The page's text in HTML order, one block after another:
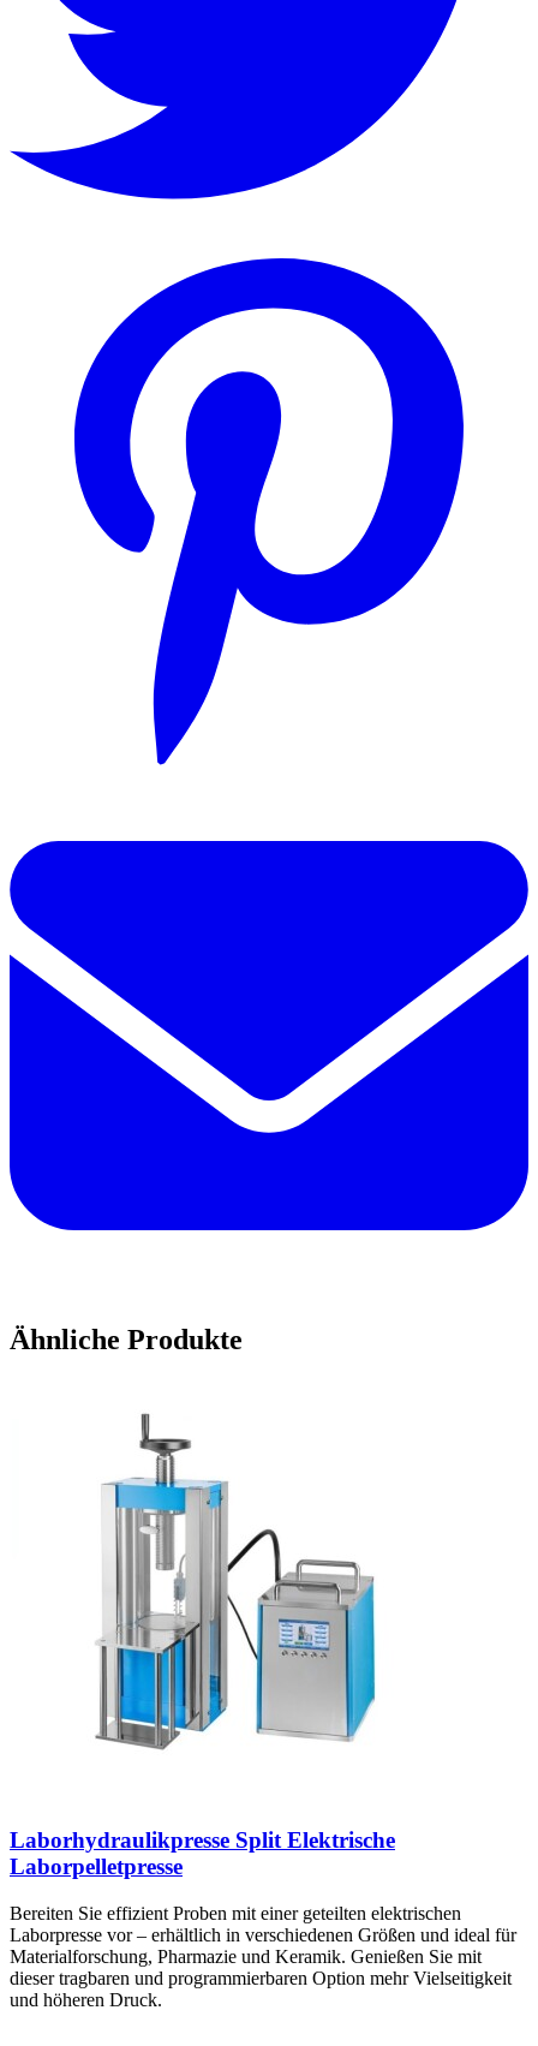
Ähnliche Produkte
Laborhydraulikpresse Split Elektrische
Laborpelletpresse
Bereiten Sie effizient Proben mit einer geteilten elektrischen
Laborpresse vor – erhältlich in verschiedenen Größen und ideal für
Materialforschung, Pharmazie und Keramik. Genießen Sie mit
dieser tragbaren und programmierbaren Option mehr Vielseitigkeit
und höheren Druck.